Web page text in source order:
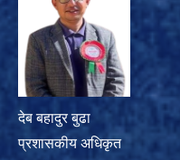
देब बहादुर बुढा
प्रशासकीय अधिकृत